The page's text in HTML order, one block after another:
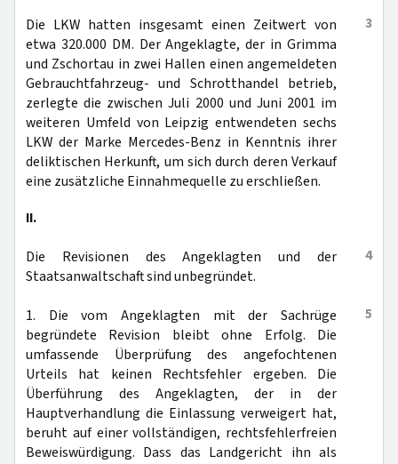
3
Die LKW hatten insgesamt einen Zeitwert von
etwa 320.000 DM. Der Angeklagte, der in Grimma
und Zschortau in zwei Hallen einen angemeldeten
Gebrauchtfahrzeug- und Schrotthandel betrieb,
zerlegte die zwischen Juli 2000 und Juni 2001 im
weiteren Umfeld von Leipzig entwendeten sechs
LKW der Marke Mercedes-Benz in Kenntnis ihrer
deliktischen Herkunft, um sich durch deren Verkauf
eine zusätzliche Einnahmequelle zu erschließen.
II.
4
Die Revisionen des Angeklagten und der
Staatsanwaltschaft sind unbegründet.
5
1. Die vom Angeklagten mit der Sachrüge
begründete Revision bleibt ohne Erfolg. Die
umfassende Überprüfung des angefochtenen
Urteils hat keinen Rechtsfehler ergeben. Die
Überführung des Angeklagten, der in der
Hauptverhandlung die Einlassung verweigert hat,
beruht auf einer vollständigen, rechtsfehlerfreien
Beweiswürdigung. Dass das Landgericht ihn als